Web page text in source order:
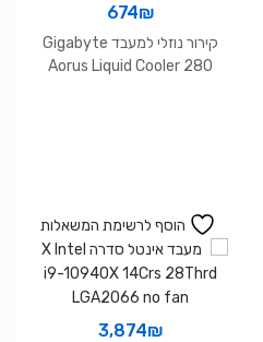
674₪
קירור נוזלי למעבד Gigabyte
Aorus Liquid Cooler 280
הוסף לרשימת המשאלות
3,874₪